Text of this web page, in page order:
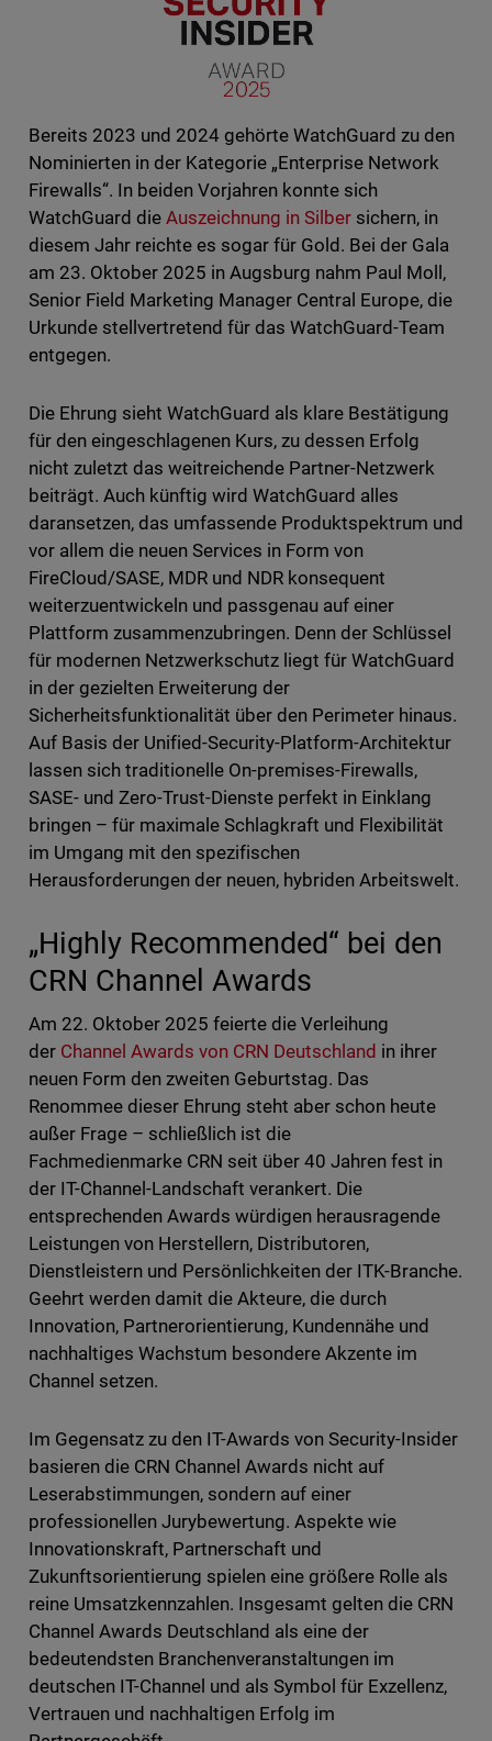
Bereits 2023 und 2024 gehörte WatchGuard zu den
Nominierten in der Kategorie „Enterprise Network
Firewalls“. In beiden Vorjahren konnte sich
WatchGuard die Auszeichnung in Silber sichern, in
diesem Jahr reichte es sogar für Gold. Bei der Gala
am 23. Oktober 2025 in Augsburg nahm Paul Moll,
Senior Field Marketing Manager Central Europe, die
Urkunde stellvertretend für das WatchGuard-Team
entgegen.
Die Ehrung sieht WatchGuard als klare Bestätigung
für den eingeschlagenen Kurs, zu dessen Erfolg
nicht zuletzt das weitreichende Partner-Netzwerk
beiträgt. Auch künftig wird WatchGuard alles
daransetzen, das umfassende Produktspektrum und
vor allem die neuen Services in Form von
FireCloud/SASE, MDR und NDR konsequent
weiterzuentwickeln und passgenau auf einer
Plattform zusammenzubringen. Denn der Schlüssel
für modernen Netzwerkschutz liegt für WatchGuard
in der gezielten Erweiterung der
Sicherheitsfunktionalität über den Perimeter hinaus.
Auf Basis der Unified-Security-Platform-Architektur
lassen sich traditionelle On-premises-Firewalls,
SASE- und Zero-Trust-Dienste perfekt in Einklang
bringen – für maximale Schlagkraft und Flexibilität
im Umgang mit den spezifischen
Herausforderungen der neuen, hybriden Arbeitswelt.
„Highly Recommended“ bei den
CRN Channel Awards
Am 22. Oktober 2025 feierte die Verleihung
der Channel Awards von CRN Deutschland in ihrer
neuen Form den zweiten Geburtstag. Das
Renommee dieser Ehrung steht aber schon heute
außer Frage – schließlich ist die
Fachmedienmarke CRN seit über 40 Jahren fest in
der IT-Channel-Landschaft verankert. Die
entsprechenden Awards würdigen herausragende
Leistungen von Herstellern, Distributoren,
Dienstleistern und Persönlichkeiten der ITK-Branche.
Geehrt werden damit die Akteure, die durch
Innovation, Partnerorientierung, Kundennähe und
nachhaltiges Wachstum besondere Akzente im
Channel setzen.
Im Gegensatz zu den IT-Awards von Security-Insider
basieren die CRN Channel Awards nicht auf
Leserabstimmungen, sondern auf einer
professionellen Jurybewertung. Aspekte wie
Innovationskraft, Partnerschaft und
Zukunftsorientierung spielen eine größere Rolle als
reine Umsatzkennzahlen. Insgesamt gelten die CRN
Channel Awards Deutschland als eine der
bedeutendsten Branchenveranstaltungen im
deutschen IT-Channel und als Symbol für Exzellenz,
Vertrauen und nachhaltigen Erfolg im